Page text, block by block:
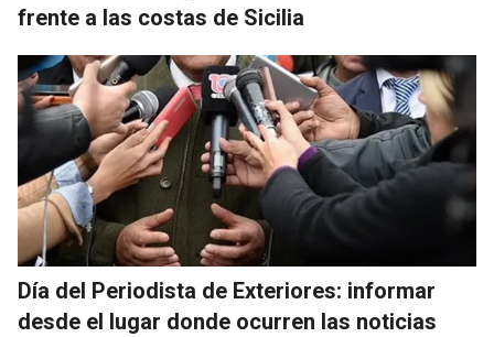
frente a las costas de Sicilia
Día del Periodista de Exteriores: informar
desde el lugar donde ocurren las noticias